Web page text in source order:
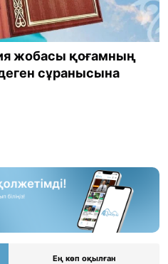
жобасы қоғамның
сұранысына
Ең көп оқылған